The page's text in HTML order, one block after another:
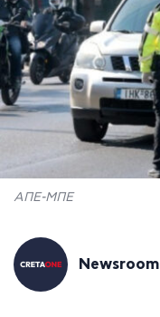
ΑΠΕ-ΜΠΕ
Newsroom